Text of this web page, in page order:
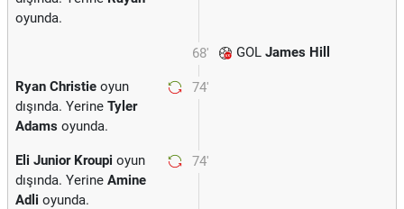
oyunda.
68' GOL James Hill
74'
Ryan Christie oyun
dışında. Yerine Tyler
Adams oyunda.
74'
Eli Junior Kroupi oyun
dışında. Yerine Amine
Adli oyunda.